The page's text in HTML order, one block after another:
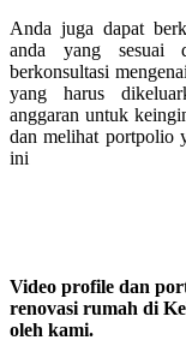
Anda juga dapat
anda yang sesuai
berkonsultasi
yang harus
anggaran untuk
dan melihat portpolio
ini
Video profile dan
renovasi rumah di
oleh kami.